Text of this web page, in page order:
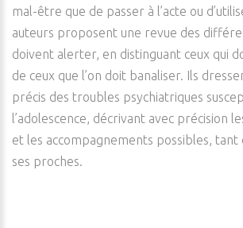
mal-être que de passer à l’acte ou
auteurs proposent une revue des
doivent alerter, en distinguant ceux qui
de ceux que l’on doit banaliser. Ils
précis des troubles psychiatriques
l’adolescence, décrivant avec précision
et les accompagnements possibles, tant
ses proches.